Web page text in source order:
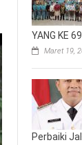
YANG KE
Maret 19,
Perbaiki